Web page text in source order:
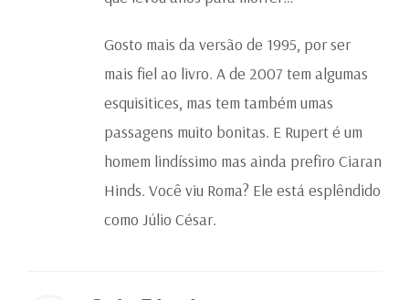
Gosto mais da versão de 1995, por ser
mais fiel ao livro. A de 2007 tem algumas
esquisitices, mas tem também umas
passagens muito bonitas. E Rupert é um
homem lindíssimo mas ainda prefiro Ciaran
Hinds. Você viu Roma? Ele está esplêndido
como Júlio César.